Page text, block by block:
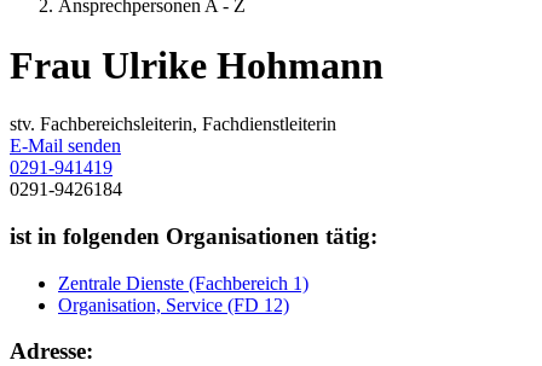
Ansprechpersonen A - Z
Frau Ulrike Hohmann
stv. Fachbereichsleiterin, Fachdienstleiterin
E-Mail senden
0291-941419
0291-9426184
ist in folgenden Organisationen tätig:
Zentrale Dienste (Fachbereich 1)
Organisation, Service (FD 12)
Adresse: